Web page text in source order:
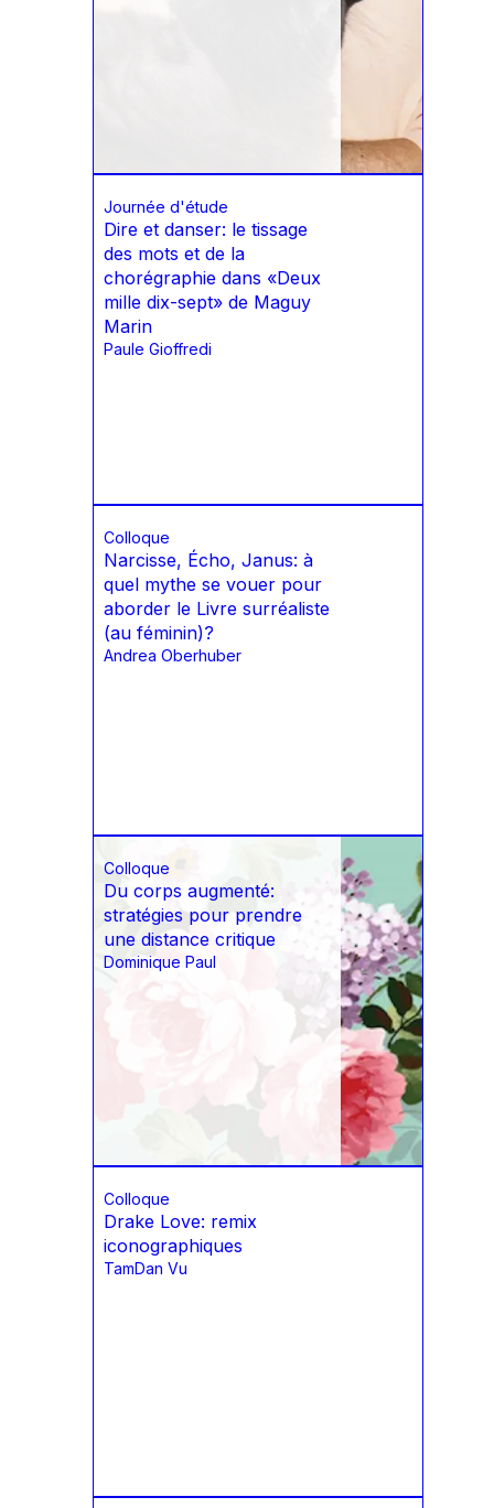
Journée d'étude
Dire et danser: le tissage
des mots et de la
chorégraphie dans «Deux
mille dix-sept» de Maguy
Marin
Paule Gioffredi
Colloque
Narcisse, Écho, Janus: à
quel mythe se vouer pour
aborder le Livre surréaliste
(au féminin)?
Andrea Oberhuber
Colloque
Du corps augmenté:
stratégies pour prendre
une distance critique
Dominique Paul
Colloque
Drake Love: remix
iconographiques
TamDan Vu